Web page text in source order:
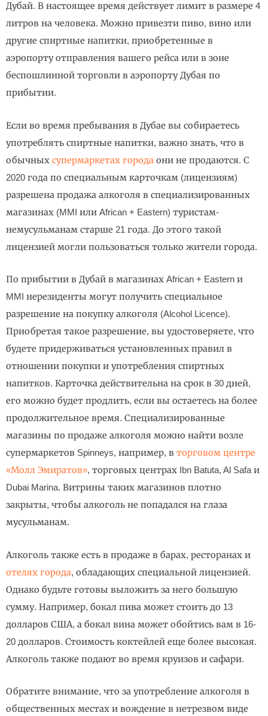
Дубай. В настоящее время действует лимит в размере 4
литров на человека. Можно привезти пиво, вино или
другие спиртные напитки, приобретенные в
аэропорту отправления вашего рейса или в зоне
беспошлинной торговли в аэропорту Дубая по
прибытии.
Если во время пребывания в Дубае вы собираетесь
употреблять спиртные напитки, важно знать, что в
обычных супермаркетах города они не продаются. С
2020 года по специальным карточкам (лицензиям)
разрешена продажа алкоголя в специализированных
магазинах (MMI или African + Eastern) туристам-
немусульманам старше 21 года. До этого такой
лицензией могли пользоваться только жители города.
По прибытии в Дубай в магазинах African + Eastern и
MMI нерезиденты могут получить специальное
разрешение на покупку алкоголя (Alcohol Licence).
Приобретая такое разрешение, вы удостоверяете, что
будете придерживаться установленных правил в
отношении покупки и употребления спиртных
напитков. Карточка действительна на срок в 30 дней,
его можно будет продлить, если вы остаетесь на более
продолжительное время. Специализированные
магазины по продаже алкоголя можно найти возле
супермаркетов Spinneys, например, в торговом центре
«Молл Эмиратов», торговых центрах Ibn Batuta, Al Safa и
Dubai Marina. Витрины таких магазинов плотно
закрыты, чтобы алкоголь не попадался на глаза
мусульманам.
Алкоголь также есть в продаже в барах, ресторанах и
отелях города, обладающих специальной лицензией.
Однако будьте готовы выложить за него большую
сумму. Например, бокал пива может стоить до 13
долларов США, а бокал вина может обойтись вам в 16-
20 долларов. Стоимость коктейлей еще более высокая.
Алкоголь также подают во время круизов и сафари.
Обратите внимание, что за употребление алкоголя в
общественных местах и вождение в нетрезвом виде